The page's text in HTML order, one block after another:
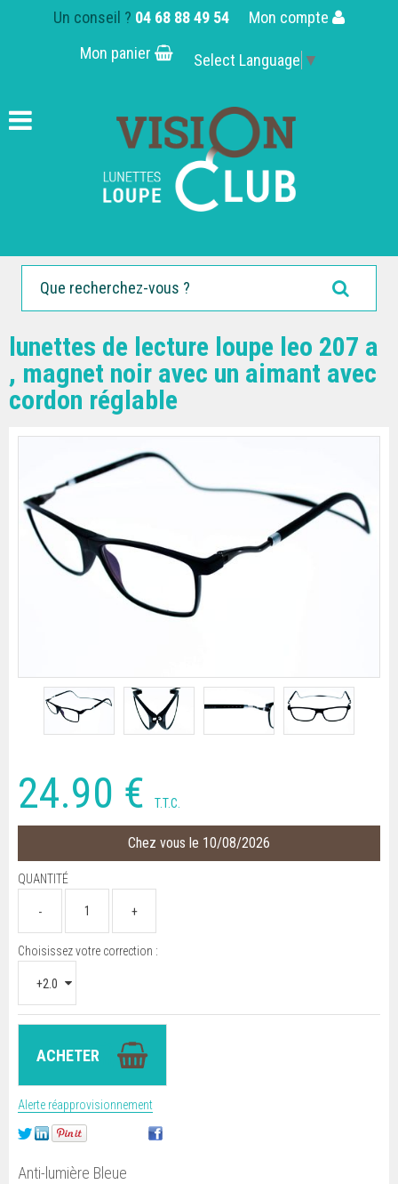
Un conseil ? 04 68 88 49 54
Mon compte
Mon panier
Select Language ▼
lunettes de lecture loupe leo 207 a
, magnet noir avec un aimant avec
cordon réglable
24.90 € T.T.C.
Chez vous le 10/08/2026
QUANTITÉ
Choisissez votre correction :
Alerte réapprovisionnement
Anti-lumière Bleue